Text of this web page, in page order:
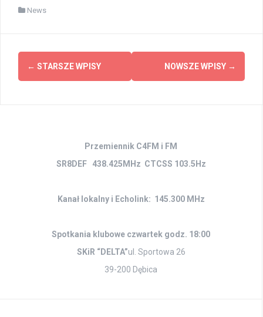
News
Nawigacja
po
← STARSZE WPISY NOWSZE WPISY →
Przemiennik C4FM i FM
SR8DEF 438.425MHz CTCSS 103.5Hz
Kanał lokalny i Echolink: 145.300 MHz
Spotkania klubowe czwartek godz. 18:00
SKiR “DELTA”ul. Sportowa 26
39-200 Dębica